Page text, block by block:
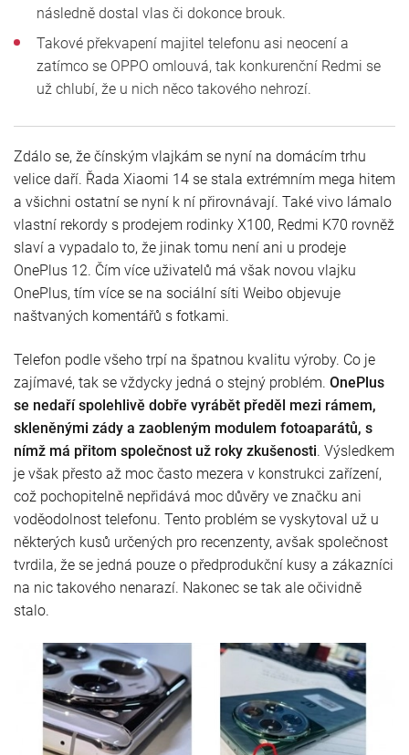
následně dostal vlas či dokonce brouk.
Takové překvapení majitel telefonu asi neocení a
zatímco se OPPO omlouvá, tak konkurenční Redmi se
už chlubí, že u nich něco takového nehrozí.
Zdálo se, že čínským vlajkám se nyní na domácím trhu
velice daří. Řada Xiaomi 14 se stala extrémním mega hitem
a všichni ostatní se nyní k ní přirovnávají. Také vivo lámalo
vlastní rekordy s prodejem rodinky X100, Redmi K70 rovněž
slaví a vypadalo to, že jinak tomu není ani u prodeje
OnePlus 12. Čím více uživatelů má však novou vlajku
OnePlus, tím více se na sociální síti Weibo objevuje
naštvaných komentářů s fotkami.
Telefon podle všeho trpí na špatnou kvalitu výroby. Co je
zajímavé, tak se vždycky jedná o stejný problém. OnePlus
se nedaří spolehlivě dobře vyrábět předěl mezi rámem,
skleněnými zády a zaobleným modulem fotoaparátů, s
nímž má přitom společnost už roky zkušenosti. Výsledkem
je však přesto až moc často mezera v konstrukci zařízení,
což pochopitelně nepřidává moc důvěry ve značku ani
voděodolnost telefonu. Tento problém se vyskytoval už u
některých kusů určených pro recenzenty, avšak společnost
tvrdila, že se jedná pouze o předprodukční kusy a zákazníci
na nic takového nenarazí. Nakonec se tak ale očividně
stalo.